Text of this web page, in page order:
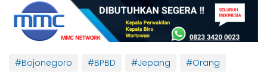
#Bojonegoro #BPBD #Jepang
#Orang